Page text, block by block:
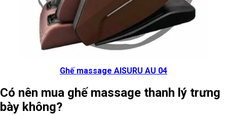
Ghế massage AISURU AU 04
Có nên mua ghế massage thanh lý trưng
bày không?